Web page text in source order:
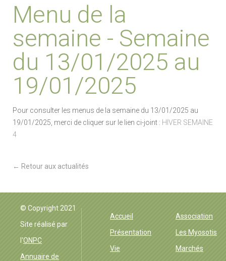
Menu de la
semaine - Semaine
du 13/01/2025 au
19/01/2025
Pour consulter les menus de la semaine du 13/01/2025 au
19/01/2025, merci de cliquer sur le lien ci-joint : HIVER SEMAINE
4
← Retour aux actualités
© Copyright 2021
Site réalisé par
l'ONPC
Annuaire de
Accueil
Présentation
Vie
Association
Les Myosotis
Marchés